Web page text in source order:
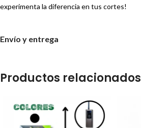
experimenta la diferencia en tus cortes!
Envío y entrega
Productos relacionados